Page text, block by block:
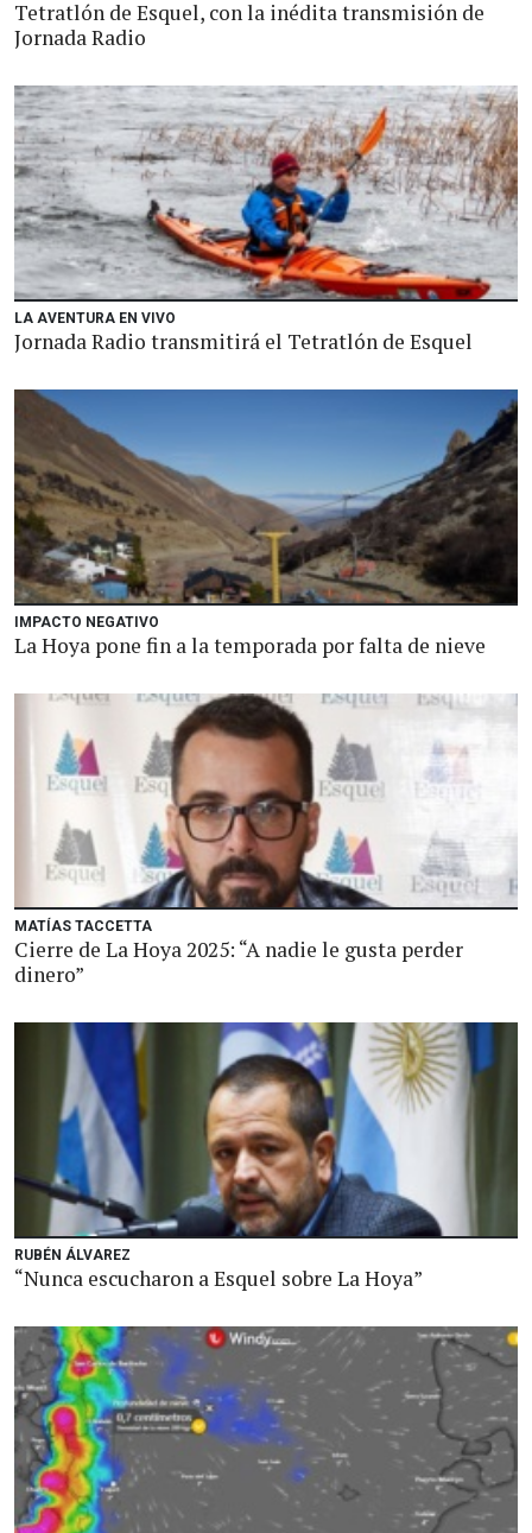
Tetratlón de Esquel, con la inédita transmisión de
Jornada Radio
LA AVENTURA EN VIVO
Jornada Radio transmitirá el Tetratlón de Esquel
IMPACTO NEGATIVO
La Hoya pone fin a la temporada por falta de nieve
MATÍAS TACCETTA
Cierre de La Hoya 2025: “A nadie le gusta perder
dinero”
RUBÉN ÁLVAREZ
“Nunca escucharon a Esquel sobre La Hoya”